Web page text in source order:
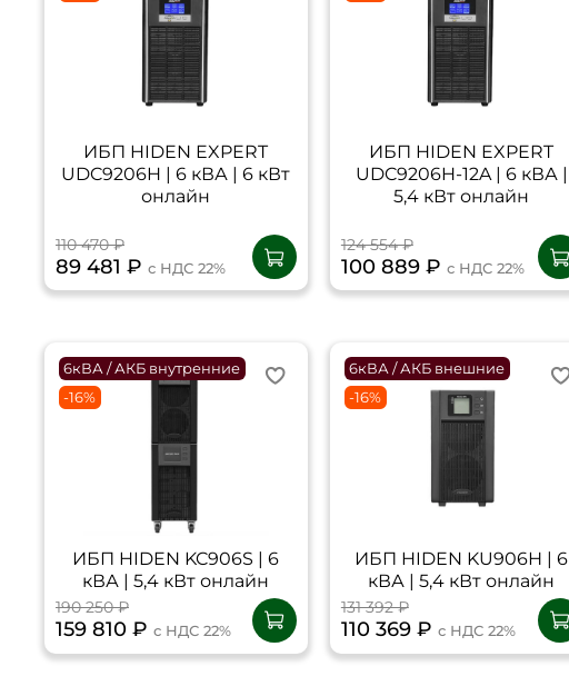
ИБП HIDEN EXPERT
UDC9206H | 6 кВА | 6 кВт
онлайн
110 470 ₽
89 481 ₽ с НДС 22%
ИБП HIDEN EXPERT
UDC9206H-12A | 6 кВА |
5,4 кВт онлайн
124 554 ₽
100 889 ₽ с НДС 22%
6кВА / АКБ внутренние
-16%
ИБП HIDEN KC906S | 6
кВА | 5,4 кВт онлайн
190 250 ₽
159 810 ₽ с НДС 22%
6кВА / АКБ внешние
-16%
ИБП HIDEN KU906Н | 6
кВА | 5,4 кВт онлайн
131 392 ₽
110 369 ₽ с НДС 22%